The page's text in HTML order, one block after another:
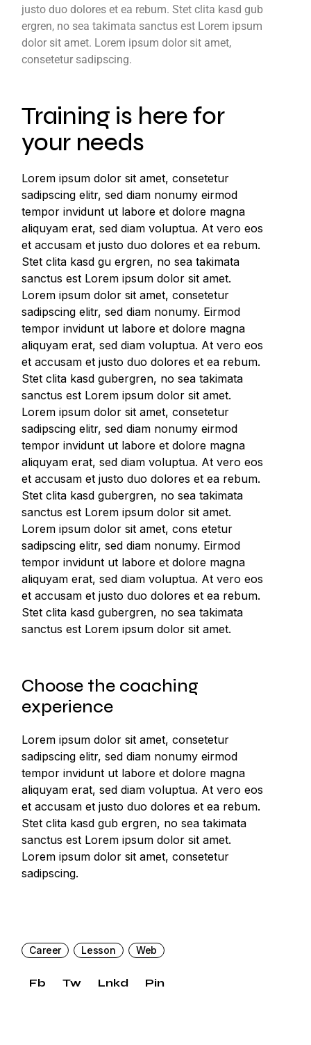
justo duo dolores et ea rebum. Stet clita kasd gub
ergren, no sea takimata sanctus est Lorem ipsum
dolor sit amet. Lorem ipsum dolor sit amet,
consetetur sadipscing.
Training is here for
your needs
Lorem ipsum dolor sit amet, consetetur
sadipscing elitr, sed diam nonumy eirmod
tempor invidunt ut labore et dolore magna
aliquyam erat, sed diam voluptua. At vero eos
et accusam et justo duo dolores et ea rebum.
Stet clita kasd gu ergren, no sea takimata
sanctus est Lorem ipsum dolor sit amet.
Lorem ipsum dolor sit amet, consetetur
sadipscing elitr, sed diam nonumy. Eirmod
tempor invidunt ut labore et dolore magna
aliquyam erat, sed diam voluptua. At vero eos
et accusam et justo duo dolores et ea rebum.
Stet clita kasd gubergren, no sea takimata
sanctus est Lorem ipsum dolor sit amet.
Lorem ipsum dolor sit amet, consetetur
sadipscing elitr, sed diam nonumy eirmod
tempor invidunt ut labore et dolore magna
aliquyam erat, sed diam voluptua. At vero eos
et accusam et justo duo dolores et ea rebum.
Stet clita kasd gubergren, no sea takimata
sanctus est Lorem ipsum dolor sit amet.
Lorem ipsum dolor sit amet, cons etetur
sadipscing elitr, sed diam nonumy. Eirmod
tempor invidunt ut labore et dolore magna
aliquyam erat, sed diam voluptua. At vero eos
et accusam et justo duo dolores et ea rebum.
Stet clita kasd gubergren, no sea takimata
sanctus est Lorem ipsum dolor sit amet.
Choose the coaching
experience
Lorem ipsum dolor sit amet, consetetur
sadipscing elitr, sed diam nonumy eirmod
tempor invidunt ut labore et dolore magna
aliquyam erat, sed diam voluptua. At vero eos
et accusam et justo duo dolores et ea rebum.
Stet clita kasd gub ergren, no sea takimata
sanctus est Lorem ipsum dolor sit amet.
Lorem ipsum dolor sit amet, consetetur
sadipscing.
Career Lesson Web
Fb Tw Lnkd Pin